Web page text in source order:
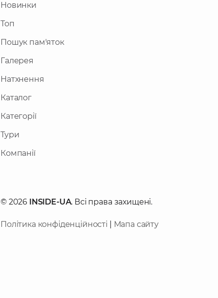
Новинки
Топ
Пошук пам'яток
Галерея
Натхнення
Каталог
Категорії
Тури
Компанії
© 2026 INSIDE-UA. Всі права захищені.
Політика конфіденційності Мапа сайту